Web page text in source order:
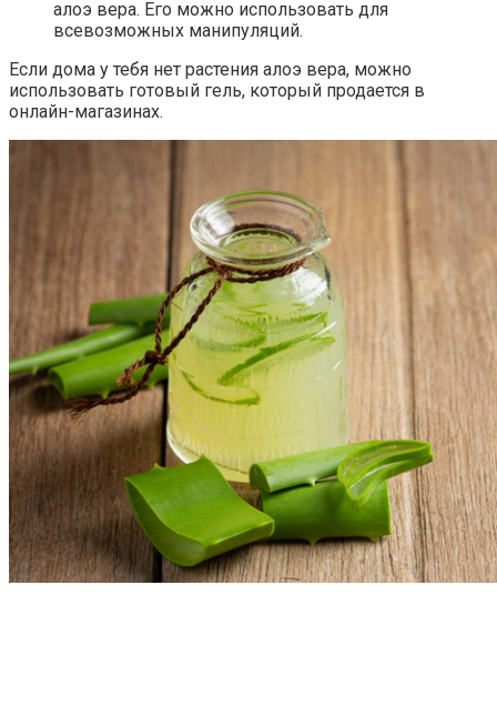
алоэ вера. Его можно использовать для
всевозможных манипуляций.
Если дома у тебя нет растения алоэ вера, можно
использовать готовый гель, который продается в
онлайн-магазинах.